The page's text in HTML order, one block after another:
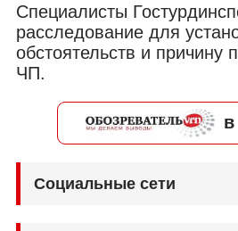
Специалисты
расследование для
обстоятельств и причину
ЧП.
в
Социальные сети